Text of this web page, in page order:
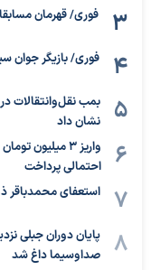
فوری/ قهرمان
فوری/ بازیگر جوان
بمب نقل‌وانتقالات
نشان داد
واریز ۳
احتمالی پرداخت
استعفای محمدباقر
پایان دوران جبلی
صداوسیما داغ شد